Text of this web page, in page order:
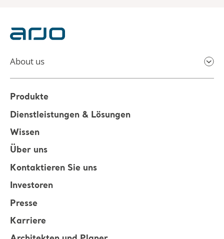
About us
Produkte
Dienstleistungen & Lösungen
Wissen
Über uns
Kontaktieren Sie uns
Investoren
Presse
Karriere